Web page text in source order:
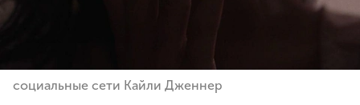
социальные сети Кайли Дженнер